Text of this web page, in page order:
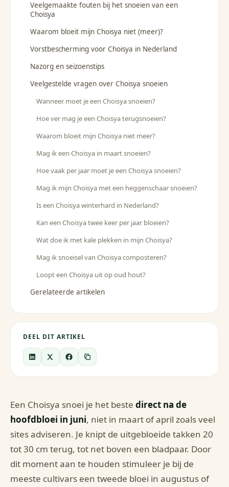
Veelgemaakte fouten bij het snoeien van een
Choisya
Waarom bloeit mijn Choisya niet (meer)?
Vorstbescherming voor Choisya in Nederland
Nazorg en seizoenstips
Veelgestelde vragen over Choisya snoeien
Wanneer moet je een Choisya snoeien?
Hoe ver mag je een Choisya terugsnoeien?
Waarom bloeit mijn Choisya niet meer?
Mag ik een Choisya in maart snoeien?
Hoe vaak per jaar moet je een Choisya snoeien?
Mag ik mijn Choisya met een heggenschaar snoeien?
Is een Choisya winterhard in Nederland?
Kan een Choisya twee keer per jaar bloeien?
Wat doe ik met kale plekken in mijn Choisya?
Mag ik snoeisel van Choisya composteren?
Loopt een Choisya uit op oud hout?
Gerelateerde artikelen
DEEL DIT ARTIKEL
Een Choisya snoei je het beste direct na de
hoofdbloei in juni, niet in maart of april zoals veel
sites adviseren. Je knipt de uitgebloeide takken 20
tot 30 cm terug, tot net boven een bladpaar. Door
dit moment aan te houden stimuleer je bij de
meeste cultivars een tweede bloei in augustus of